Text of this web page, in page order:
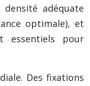
adéquate
optimale), et
essentiels pour
Des fixations